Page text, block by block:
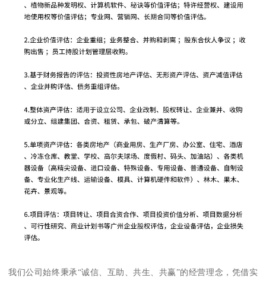
我们公司始终秉承“诚信、互助、共生、共赢”的经营理念，凭借实